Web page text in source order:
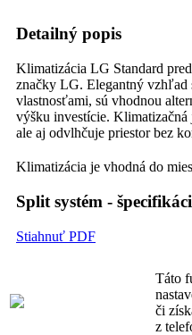
Detailný popis
Klimatizácia LG Standard
značky LG. Elegantný vzhľad
vlastnosťami, sú vhodnou
výšku investície.
ale aj odvlhčuje priestor bez
Klimatizácia je vhodná do
Split systém -
Stiahnuť PDF
Táto
či
z